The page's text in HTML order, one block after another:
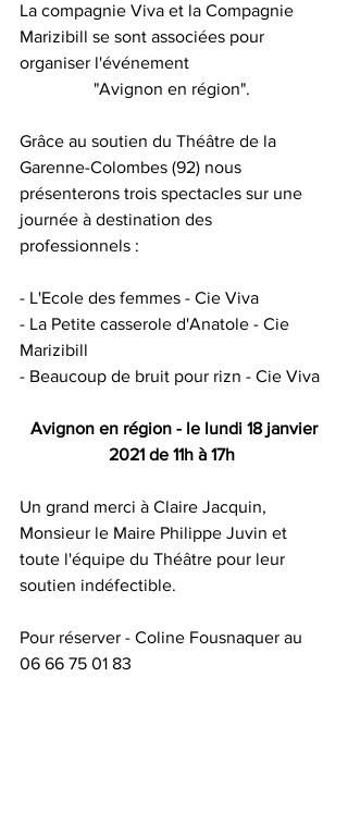
La compagnie Viva et la Compagnie
Marizibill se sont associées pour
organiser l'événement
"Avignon en région".
Grâce au soutien du Théâtre de la
Garenne-Colombes (92) nous
présenterons trois spectacles sur une
journée à destination des
professionnels :
- L'Ecole des femmes - Cie Viva
- La Petite casserole d'Anatole - Cie
Marizibill
- Beaucoup de bruit pour rizn - Cie Viva
Avignon en région - le lundi 18 janvier
2021 de 11h à 17h
Un grand merci à Claire Jacquin,
Monsieur le Maire Philippe Juvin et
toute l'équipe du Théâtre pour leur
soutien indéfectible.
Pour réserver - Coline Fousnaquer au
06 66 75 01 83